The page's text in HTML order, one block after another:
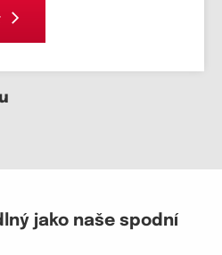
jako naše spodní